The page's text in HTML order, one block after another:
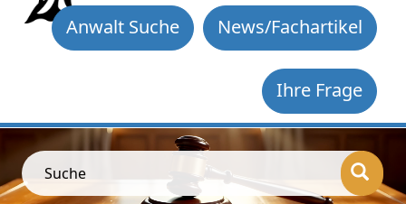
News/Fachartikel
Anwalt Suche
Ihre Frage
Suche